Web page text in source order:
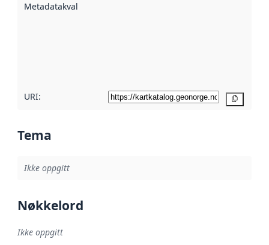
Metadatakvalitet
URI:
Tema
Ikke oppgitt
Nøkkelord
Ikke oppgitt